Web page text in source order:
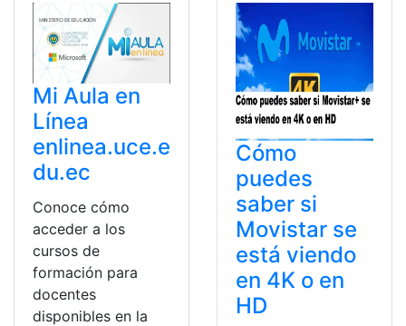
Mi Aula en
Línea
enlinea.uce.e
du.ec
Conoce cómo
acceder a los
cursos de
formación para
docentes
disponibles en la
Cómo
puedes
saber si
Movistar se
está viendo
en 4K o en
HD